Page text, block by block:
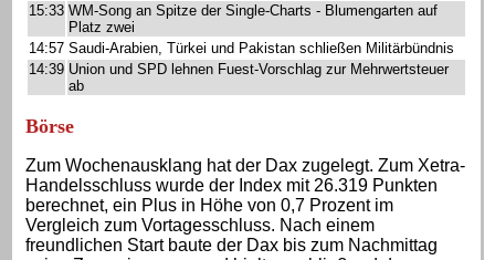
15:33 WM-Song an Spitze der Single-Charts - Blumengarten auf
Platz zwei
14:57 Saudi-Arabien, Türkei und Pakistan schließen Militärbündnis
14:39 Union und SPD lehnen Fuest-Vorschlag zur Mehrwertsteuer
ab
Börse
Zum Wochenausklang hat der Dax zugelegt. Zum Xetra-
Handelsschluss wurde der Index mit 26.319 Punkten
berechnet, ein Plus in Höhe von 0,7 Prozent im
Vergleich zum Vortagesschluss. Nach einem
freundlichen Start baute der Dax bis zum Nachmittag